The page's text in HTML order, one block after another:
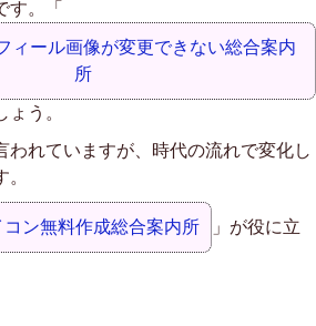
す。「
ィール画像が変更できない総合案内
所
ょう。
われていますが、時代の流れで変化し
ン無料作成総合案内所 」が役に立